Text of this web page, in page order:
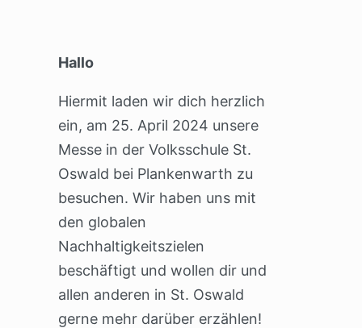
Hallo
Hiermit laden wir dich herzlich
ein, am 25. April 2024 unsere
Messe in der Volksschule St.
Oswald bei Plankenwarth zu
besuchen. Wir haben uns mit
den globalen
Nachhaltigkeitszielen
beschäftigt und wollen dir und
allen anderen in St. Oswald
gerne mehr darüber erzählen!